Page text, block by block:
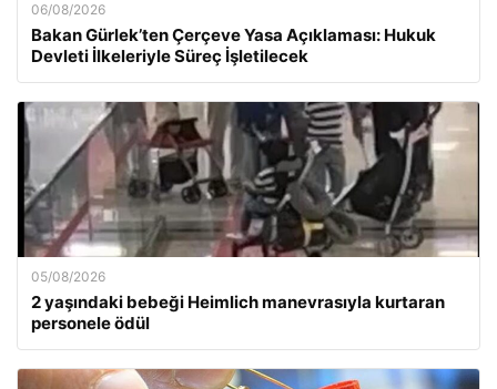
06/08/2026
Bakan Gürlek’ten Çerçeve Yasa Açıklaması: Hukuk
Devleti İlkeleriyle Süreç İşletilecek
05/08/2026
2 yaşındaki bebeği Heimlich manevrasıyla kurtaran
personele ödül